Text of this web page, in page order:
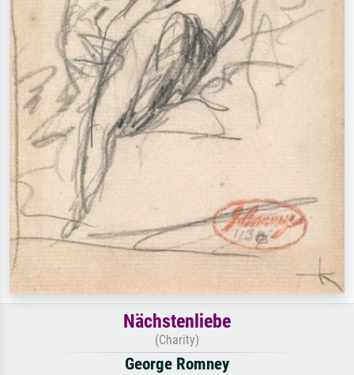
Nächstenliebe
(Charity)
George Romney